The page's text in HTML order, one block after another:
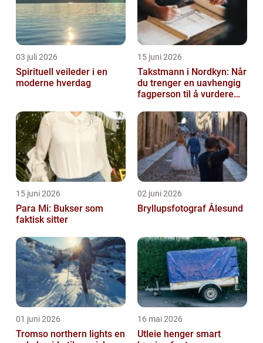
03 juli 2026
Spirituell veileder i en
moderne hverdag
15 juni 2026
Takstmann i Nordkyn: Når
du trenger en uavhengig
fagperson til å vurdere
15 juni 2026
Para Mi: Bukser som
faktisk sitter
02 juni 2026
Bryllupsfotograf Ålesund
01 juni 2026
Tromso northern lights en
16 mai 2026
Utleie henger smart